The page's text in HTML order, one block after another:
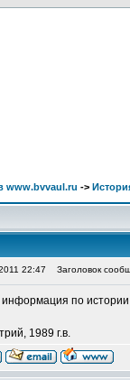
www.bvvaul.ru ->
22:47 Заголовок
информация по
1989 г.в.